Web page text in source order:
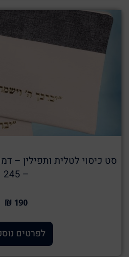
סט כיסוי לטלית ותפילין –
– 245
190 ₪
לפרטים